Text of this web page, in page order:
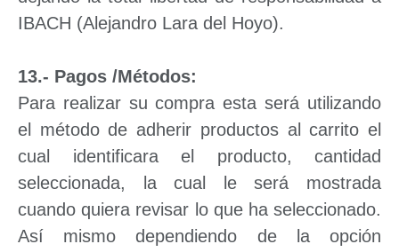
IBACH (Alejandro Lara del Hoyo).
13.- Pagos /Métodos:
Para realizar su compra esta será utilizando
el método de adherir productos al carrito el
cual identificara el producto, cantidad
seleccionada, la cual le será mostrada
cuando quiera revisar lo que ha seleccionado.
Así mismo dependiendo de la opción